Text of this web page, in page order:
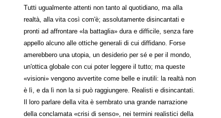
Tutti ugualmente attenti non tanto al quotidiano, ma alla
realtà, alla vita così com'è; assolutamente disincantati e
pronti ad affrontare «la battaglia» dura e difficile, senza fare
appello alcuno alle ottiche generali di cui diffidano. Forse
amerebbero una utopia, un desiderio per sé e per il mondo,
un'ottica globale con cui poter leggere il tutto; ma queste
«visioni» vengono avvertite come belle e inutili: la realtà non
è lì, e da lì non la si può raggiungere. Realisti e disincantati.
Il loro parlare della vita è sembrato una grande narrazione
della conclamata «crisi di senso», nei termini realistici della